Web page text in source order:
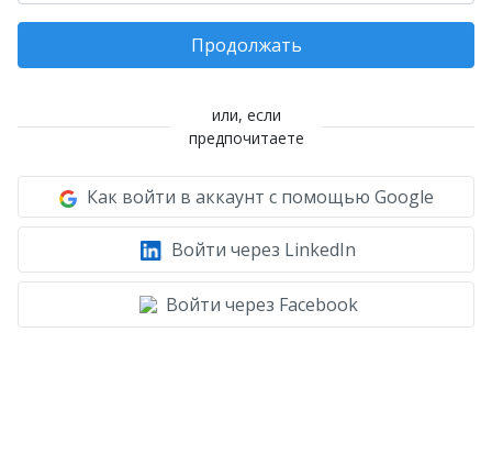
Продолжать
или, если
предпочитаете
Как войти в аккаунт с помощью Google
Войти через LinkedIn
Войти через Facebook